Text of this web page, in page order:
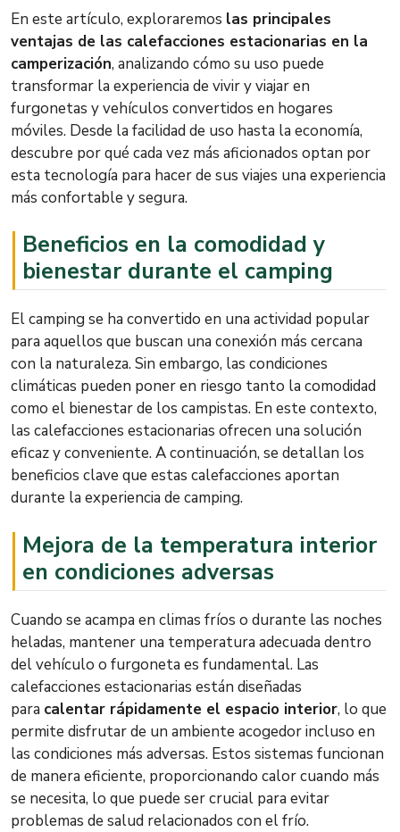
En este artículo, exploraremos las principales
ventajas de las calefacciones estacionarias en la
camperización, analizando cómo su uso puede
transformar la experiencia de vivir y viajar en
furgonetas y vehículos convertidos en hogares
móviles. Desde la facilidad de uso hasta la economía,
descubre por qué cada vez más aficionados optan por
esta tecnología para hacer de sus viajes una experiencia
más confortable y segura.
Beneficios en la comodidad y
bienestar durante el camping
El camping se ha convertido en una actividad popular
para aquellos que buscan una conexión más cercana
con la naturaleza. Sin embargo, las condiciones
climáticas pueden poner en riesgo tanto la comodidad
como el bienestar de los campistas. En este contexto,
las calefacciones estacionarias ofrecen una solución
eficaz y conveniente. A continuación, se detallan los
beneficios clave que estas calefacciones aportan
durante la experiencia de camping.
Mejora de la temperatura interior
en condiciones adversas
Cuando se acampa en climas fríos o durante las noches
heladas, mantener una temperatura adecuada dentro
del vehículo o furgoneta es fundamental. Las
calefacciones estacionarias están diseñadas
para calentar rápidamente el espacio interior, lo que
permite disfrutar de un ambiente acogedor incluso en
las condiciones más adversas. Estos sistemas funcionan
de manera eficiente, proporcionando calor cuando más
se necesita, lo que puede ser crucial para evitar
problemas de salud relacionados con el frío.